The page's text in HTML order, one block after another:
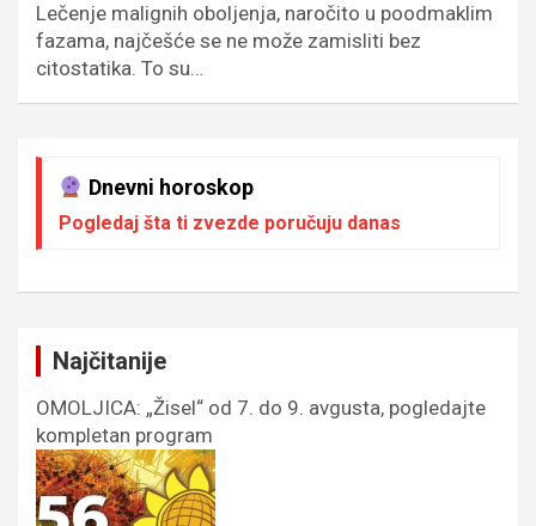
Lečenje malignih oboljenja, naročito u poodmaklim
fazama, najčešće se ne može zamisliti bez
citostatika. To su…
Dnevni horoskop
Pogledaj šta ti zvezde poručuju danas
Najčitanije
OMOLJICA: „Žisel“ od 7. do 9. avgusta, pogledajte
kompletan program